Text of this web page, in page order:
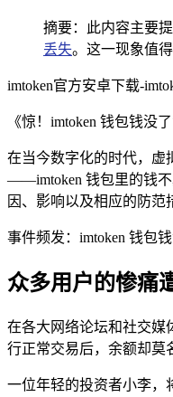
摘要：此内容主要
丢失。这一现象值
imtoken官方安卓下载-
《惊！imtoken 钱包钱没
在当今数字化的时代，虚
——imtoken 钱包里的钱不
因、影响以及相应的防范
事件频发：imtoken 钱包
众多用户的惨痛
在各大网络论坛和社交媒
行正常交易后，余额却莫
一位年轻的投资者小李，